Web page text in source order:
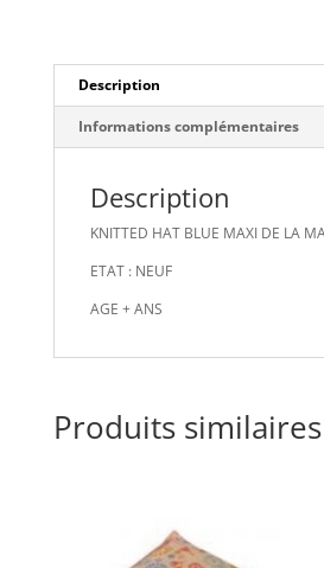
Description
Informations complémentaires
Description
KNITTED HAT BLUE MAXI DE LA
ETAT : NEUF
AGE + ANS
Produits similaires